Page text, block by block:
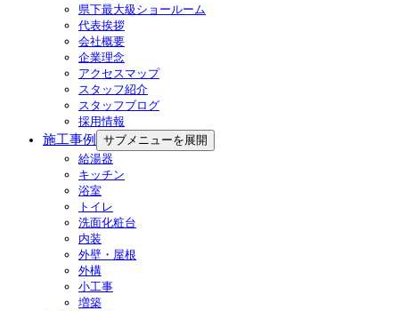
県下最大級ショールーム
代表挨拶
会社概要
企業理念
アクセスマップ
スタッフ紹介
スタッフブログ
採用情報
施工事例
サブメニューを展開
給湯器
キッチン
浴室
トイレ
洗面化粧台
内装
外壁・屋根
外構
小工事
増築